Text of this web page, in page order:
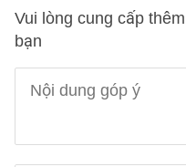
Vui lòng cung cấp
bạn